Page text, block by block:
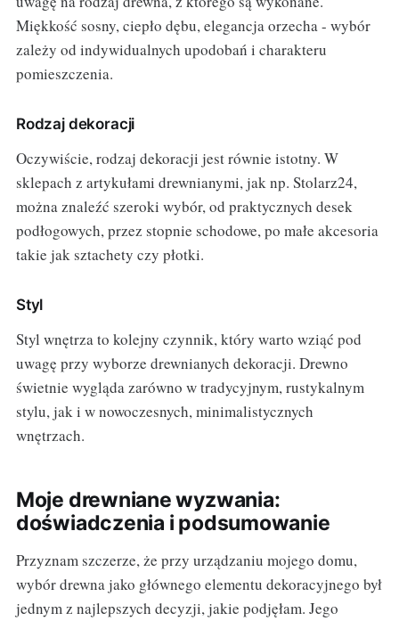
Miękkość sosny, ciepło dębu, elegancja orzecha - wybór
zależy od indywidualnych upodobań i charakteru
pomieszczenia.
Rodzaj dekoracji
Oczywiście, rodzaj dekoracji jest równie istotny. W
sklepach z artykułami drewnianymi, jak np. Stolarz24,
można znaleźć szeroki wybór, od praktycznych desek
podłogowych, przez stopnie schodowe, po małe akcesoria
takie jak sztachety czy płotki.
Styl
Styl wnętrza to kolejny czynnik, który warto wziąć pod
uwagę przy wyborze drewnianych dekoracji. Drewno
świetnie wygląda zarówno w tradycyjnym, rustykalnym
stylu, jak i w nowoczesnych, minimalistycznych
wnętrzach.
Moje drewniane wyzwania:
doświadczenia i podsumowanie
Przyznam szczerze, że przy urządzaniu mojego domu,
wybór drewna jako głównego elementu dekoracyjnego był
jednym z najlepszych decyzji, jakie podjęłam. Jego